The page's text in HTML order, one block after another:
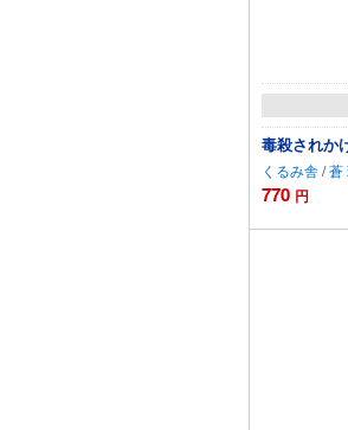
毒殺されか
くるみ舎/蒼
770 円